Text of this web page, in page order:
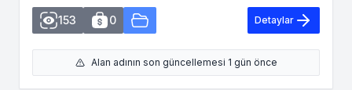
153 0 Detaylar
Alan adının son güncellemesi 1 gün önce